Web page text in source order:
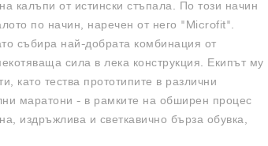
калъпи от истински стъпала. По този начин
по начин, наречен от него "Microfit".
събира най-добрата комбинация от
сила в лека конструкция. Екипът му
като тества прототипите в различни
маратони - в рамките на обширен процес
издръжлива и светкавично бърза обувка,